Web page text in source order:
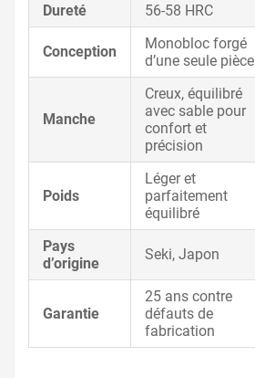
Dureté
56-58 HRC
Conception
Monobloc forgé
d’une seule pièce
Manche
Creux, équilibré
avec sable pour
confort et
précision
Poids
Léger et
parfaitement
équilibré
Pays
d’origine
Seki, Japon
Garantie
25 ans contre
défauts de
fabrication